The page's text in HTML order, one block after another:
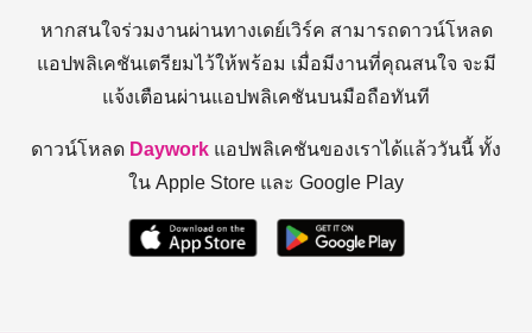
หากสนใจร่วมงานผ่านทางเดย์เวิร์ค สามารถดาวน์โหลด
แอปพลิเคชันเตรียมไว้ให้พร้อม เมื่อมีงานที่คุณสนใจ จะมี
แจ้งเตือนผ่านแอปพลิเคชันบนมือถือทันที
ดาวน์โหลด Daywork แอปพลิเคชันของเราได้แล้ววันนี้ ทั้ง
ใน Apple Store และ Google Play